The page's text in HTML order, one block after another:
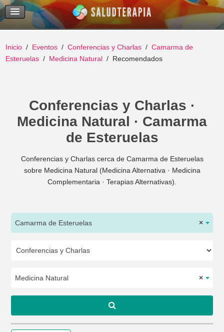
Temas Recientes
Buscar
Inicio Eventos Conferencias y Charlas
Camarma de
Esteruelas
Medicina Natural Recomendados
Conferencias y Charlas ·
Medicina Natural · Camarma
de Esteruelas
Conferencias y Charlas cerca de Camarma de Esteruelas
sobre Medicina Natural (Medicina Alternativa · Medicina
Complementaria · Terapias Alternativas).
×
Camarma de Esteruelas
×
Medicina Natural